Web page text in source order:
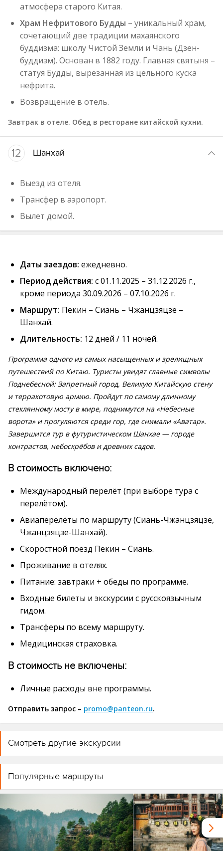
атмосфера старого Китая.
Храм Нефритового Будды – уникальный храм,
сочетающий две традиции махаянского
буддизма: школу Чистой Земли и Чань (Дзен-
буддизм). Основан в 1882 году. Главная святыня –
статуя Будды, вырезанная из цельного куска
нефрита.
Возвращение в отель.
Завтрак в отеле. Обед в ресторане китайской кухни.
12 Шанхай
Выезд из отеля.
Трансфер в аэропорт.
Вылет домой.
Даты заездов: ежедневно.
Период действия: с 01.11.2025 – 31.12.2026 г.,
кроме периода 30.09.2026 – 07.10.2026 г.
Маршрут: Пекин – Сиань – Чжанцзяцзе –
Шанхай.
Длительность: 12 дней / 11 ночей.
Программа одного из самых насыщенных и зрелищных
путешествий по Китаю. Туристы увидят главные символы
Поднебесной: Запретный город, Великую Китайскую стену
и терракотовую армию. Пройдут по самому длинному
стеклянному мосту в мире, поднимутся на «Небесные
ворота» и прогуляются среди гор, где снимали «Аватар».
Завершится тур в футуристическом Шанхае — городе
контрастов, небоскрёбов и древних садов.
В стоимость включено:
Международный перелёт (при выборе тура с
перелётом).
Авиаперелёты по маршруту (Сиань-Чжанцзяцзе,
Чжанцзяцзе-Шанхай).
Скоростной поезд Пекин – Сиань.
Проживание в отелях.
Питание: завтраки + обеды по программе.
Входные билеты и экскурсии с русскоязычным
гидом.
Трансферы по всему маршруту.
Медицинская страховка.
В стоимость не включены:
Личные расходы вне программы.
Отправить запрос – promo@panteon.ru.
Смотреть другие экскурсии
Популярные маршруты